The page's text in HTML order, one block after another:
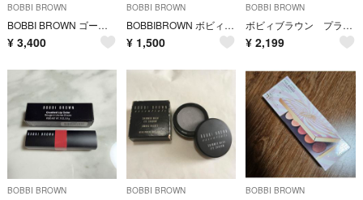
BOBBI BROWN
BOBBI BROWN ゴールデンスリッパーアイシャドウパレット
¥ 3,400
BOBBI BROWN
BOBBIBROWN ボビィブラウン リップスティック グロス 口紅3本set
¥ 1,500
BOBBI BROWN
ボビィブラウン プライマー
¥ 2,199
BOBBI BROWN BOBBI BROWN BOBBI BROWN